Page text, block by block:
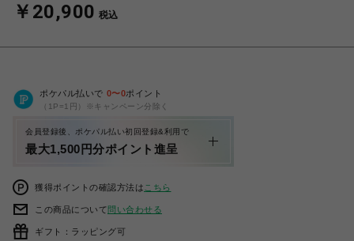
￥20,900 税込
ポケパル払いで 0〜0ポイント
（1P=1円）※キャンペーン分除く
会員登録後、ポケパル払い初回登録&利用で
最大1,500円分ポイント進呈
獲得ポイントの確認方法は こちら
この商品について問い合わせる
ギフト：ラッピング可